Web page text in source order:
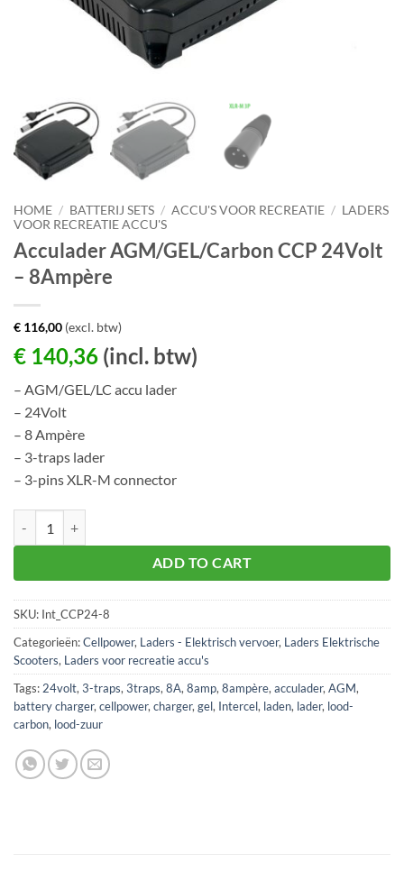
HOME / BATTERIJ SETS / ACCU'S VOOR RECREATIE / LADERS
VOOR RECREATIE ACCU'S
Acculader AGM/GEL/Carbon CCP 24Volt
– 8Ampère
€ 116,00 (excl. btw)
€ 140,36 (incl. btw)
– AGM/GEL/LC accu lader
– 24Volt
– 8 Ampère
– 3-traps lader
– 3-pins XLR-M connector
ADD TO CART
SKU: Int_CCP24-8
Categorieën:Cellpower, Laders - Elektrisch vervoer, Laders Elektrische
Scooters, Laders voor recreatie accu's
Tags: 24volt, 3-traps, 3traps, 8A, 8amp, 8ampère, acculader, AGM,
battery charger, cellpower, charger, gel, Intercel, laden, lader, lood-
carbon, lood-zuur